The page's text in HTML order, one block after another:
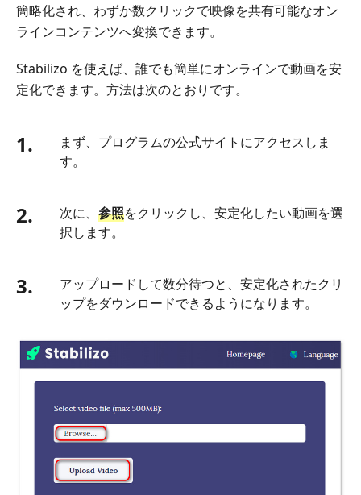
簡略化され、わずか数クリックで映像を共有可能なオン
ラインコンテンツへ変換できます。
Stabilizo を使えば、誰でも簡単にオンラインで動画を安
定化できます。方法は次のとおりです。
1.
まず、プログラムの公式サイトにアクセスしま
す。
2. 次に、 参照をクリックし、安定化したい動画を選
択します。
3.
アップロードして数分待つと、安定化されたクリ
ップをダウンロードできるようになります。